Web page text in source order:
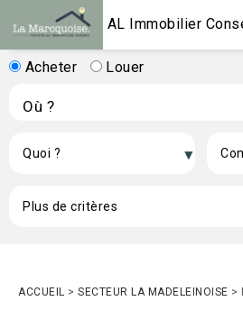
AL Immobilier
Acheter Louer
ACCUEIL > SECTEUR LA MADELEINOISE >